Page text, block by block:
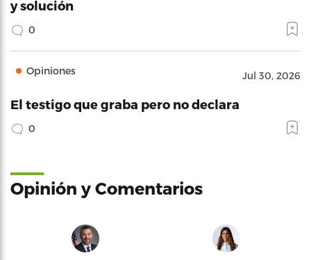
y solución
0
Opiniones Jul 30, 2026
El testigo que graba pero no declara
0
Opinión y Comentarios